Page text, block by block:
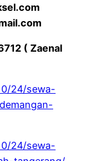
( Zaenal
24/sewa-
24/sewa-